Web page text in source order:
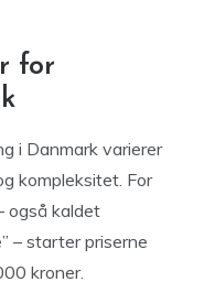
for
i Danmark varierer
kompleksitet. For
også kaldet
– starter priserne
kroner.